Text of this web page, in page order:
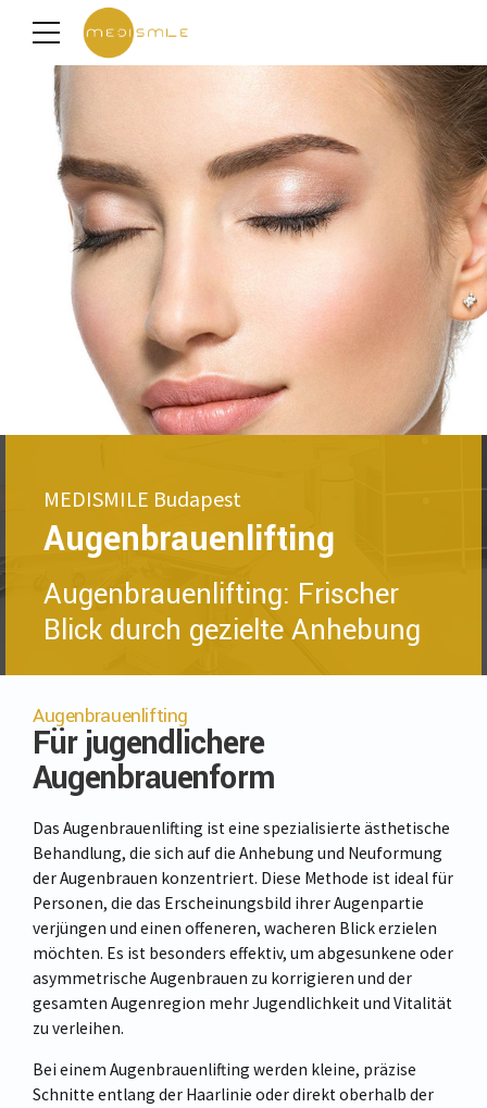
MEDISMILE Budapest
Augenbrauenlifting
Augenbrauenlifting: Frischer
Blick durch gezielte Anhebung
Augenbrauenlifting
Für jugendlichere
Augenbrauenform
Das Augenbrauenlifting ist eine spezialisierte ästhetische
Behandlung, die sich auf die Anhebung und Neuformung
der Augenbrauen konzentriert. Diese Methode ist ideal für
Personen, die das Erscheinungsbild ihrer Augenpartie
verjüngen und einen offeneren, wacheren Blick erzielen
möchten. Es ist besonders effektiv, um abgesunkene oder
asymmetrische Augenbrauen zu korrigieren und der
gesamten Augenregion mehr Jugendlichkeit und Vitalität
zu verleihen.
Bei einem Augenbrauenlifting werden kleine, präzise
Schnitte entlang der Haarlinie oder direkt oberhalb der